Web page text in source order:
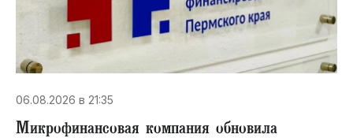
06.08.2026 в 21:35
Микрофинансовая компания обновила